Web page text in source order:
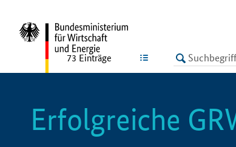
LISTE
73 Einträge
Erfolgreiche